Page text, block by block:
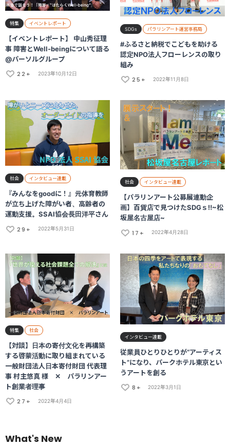
特集 イベントレポート
【イベントレポート】 中山秀征理
事 障害とWell-beingについて語る
@パーソルグループ
22+
2023年10月12日
SDGs パラリンアート運営事務局
#ふるさと納税でこどもを助ける
認定NPO法人フローレンスの取り
組み
25+
2022年11月8日
社会 インタビュー連載
『みんなをgoodに！』元体育教師
が立ち上げた障がい者、高齢者の
運動支援。SSAI協会長田洋平さん
29+
2022年5月31日
社会 インタビュー連載
【パラリンアート公募展連動企
画】百貨店で見つけたSDGｓ‼~松
坂屋名古屋店~
17+
2022年4月28日
特集 社会
【対談】日本の寄付文化を再構築
する啓蒙活動に取り組まれている
一般財団法人日本寄付財団 代表理
事 村主悠真 様 ✕ パラリンアー
ト創業者理事
27+
2022年4月4日
インタビュー連載
従業員ひとりひとりが“アーティス
ト”になり、パークホテル東京とい
うアートを創る
8+
2022年3月1日
What's New